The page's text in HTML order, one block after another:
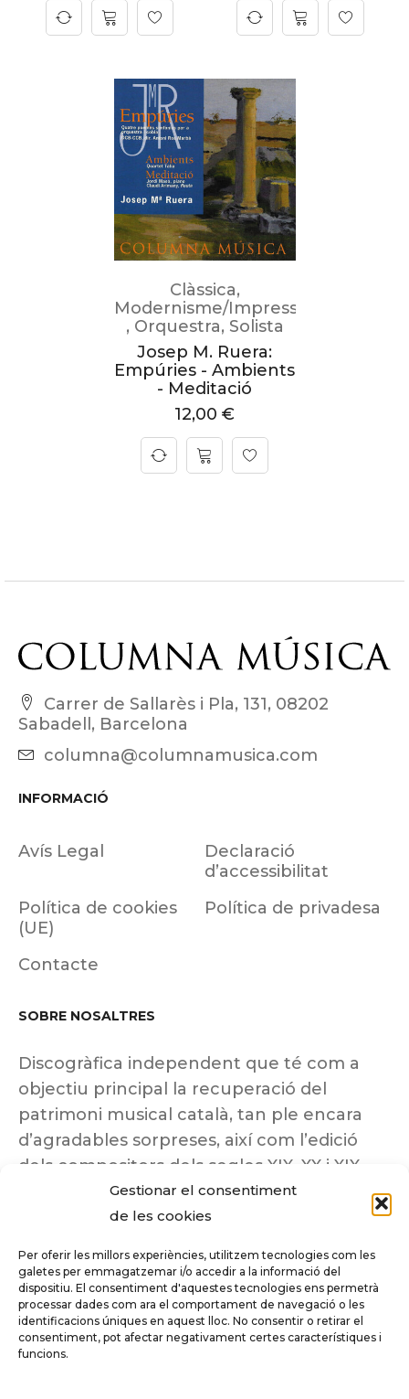
Gestionar el consentiment
de les cookies
Per oferir les millors experiències, utilitzem tecnologies com les
galetes per emmagatzemar i/o accedir a la informació del
dispositiu. El consentiment d'aquestes tecnologies ens permetrà
processar dades com ara el comportament de navegació o les
identificacions úniques en aquest lloc. No consentir o retirar el
consentiment, pot afectar negativament certes característiques i
funcions.
Clàssica,
Modernisme/Impressionisme
, Orquestra, Solista
Josep M. Ruera:
Empúries - Ambients
- Meditació
12,00 €
Carrer de Sallarès i Pla, 131, 08202
Sabadell, Barcelona
columna@columnamusica.com
INFORMACIÓ
Avís Legal
Declaració
d’accessibilitat
Política de cookies
(UE)
Política de privadesa
Contacte
SOBRE NOSALTRES
Discogràfica independent que té com a
objectiu principal la recuperació del
patrimoni musical català, tan ple encara
d’agradables sorpreses, així com l’edició
dels compositors dels segles XIX, XX i XIX
insuficientment coneguts.
Tots els drets reservats a ©Columna
Música.